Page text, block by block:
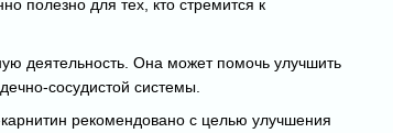
полезно для тех, кто стремится к
деятельность. Она может помочь улучшить
сосудистой системы.
рекомендовано с целью улучшения